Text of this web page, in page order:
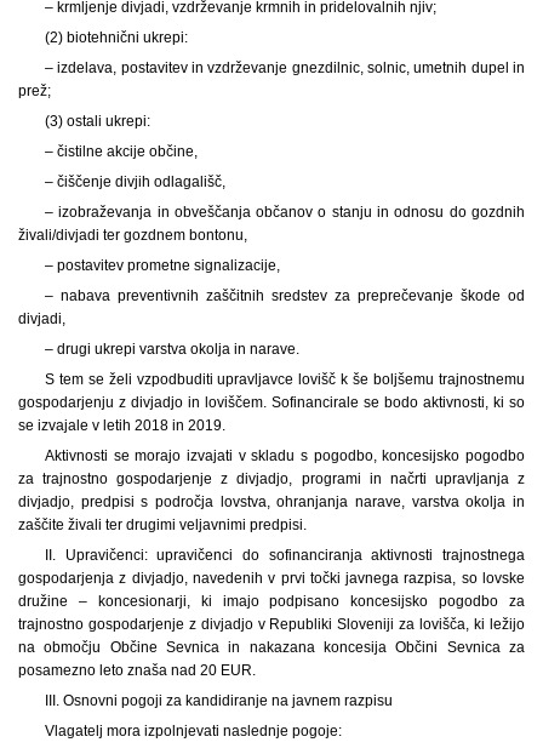
– krmljenje divjadi, vzdrževanje krmnih in pridelovalnih njiv;
(2) biotehnični ukrepi:
– izdelava, postavitev in vzdrževanje gnezdilnic, solnic, umetnih dupel in
prež;
(3) ostali ukrepi:
– čistilne akcije občine,
– čiščenje divjih odlagališč,
– izobraževanja in obveščanja občanov o stanju in odnosu do gozdnih
živali/divjadi ter gozdnem bontonu,
– postavitev prometne signalizacije,
– nabava preventivnih zaščitnih sredstev za preprečevanje škode od
divjadi,
– drugi ukrepi varstva okolja in narave.
S tem se želi vzpodbuditi upravljavce lovišč k še boljšemu trajnostnemu
gospodarjenju z divjadjo in loviščem. Sofinancirale se bodo aktivnosti, ki so
se izvajale v letih 2018 in 2019.
Aktivnosti se morajo izvajati v skladu s pogodbo, koncesijsko pogodbo
za trajnostno gospodarjenje z divjadjo, programi in načrti upravljanja z
divjadjo, predpisi s področja lovstva, ohranjanja narave, varstva okolja in
zaščite živali ter drugimi veljavnimi predpisi.
II. Upravičenci: upravičenci do sofinanciranja aktivnosti trajnostnega
gospodarjenja z divjadjo, navedenih v prvi točki javnega razpisa, so lovske
družine – koncesionarji, ki imajo podpisano koncesijsko pogodbo za
trajnostno gospodarjenje z divjadjo v Republiki Sloveniji za lovišča, ki ležijo
na območju Občine Sevnica in nakazana koncesija Občini Sevnica za
posamezno leto znaša nad 20 EUR.
III. Osnovni pogoji za kandidiranje na javnem razpisu
Vlagatelj mora izpolnjevati naslednje pogoje: